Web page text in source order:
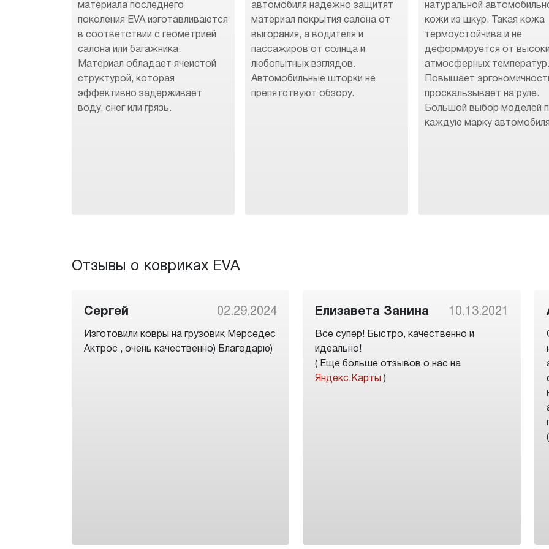
материала последнего
поколения EVA изготавливаются
в соответствии с геометрией
салона или багажника.
Материал обладает ячеистой
структурой, которая
эффективно задерживает
воду, снег или грязь.
автомобиля надежно защитят
материал покрытия салона от
выгорания, а водителя и
пассажиров от солнца и
любопытных взглядов.
Автомобильные шторки не
препятствуют обзору.
натуральной
кожи из шкур. Такая кожа
термоустойчива и не
деформируется от
атмосферных температур.
Повышает
проскальзывает на руле.
Большой выбор моделей
каждую марку
Отзывы о ковриках EVA
Сергей 02.29.2024
Изготовили ковры на грузовик Мерседес
Актрос , очень качественно) Благодарю)
Елизавета Занина 10.13.2021
Все супер! Быстро, качественно и
идеально!
( Еще больше отзывов о нас на
Яндекс.Карты )